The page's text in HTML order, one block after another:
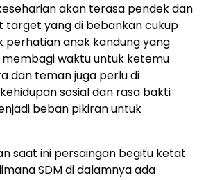
akan terasa pendek dan
target yang di bebankan cukup
perhatian anak kandung yang
waktu untuk ketemu
dan teman juga perlu di
sosial dan rasa bakti
beban pikiran untuk
saat ini persaingan begitu ketat
SDM di dalamnya ada